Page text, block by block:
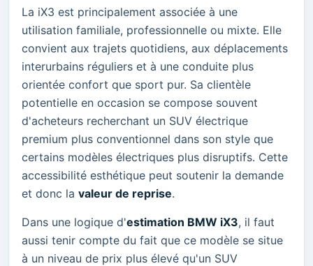
La iX3 est principalement associée à une
utilisation familiale, professionnelle ou mixte. Elle
convient aux trajets quotidiens, aux déplacements
interurbains réguliers et à une conduite plus
orientée confort que sport pur. Sa clientèle
potentielle en occasion se compose souvent
d'acheteurs recherchant un SUV électrique
premium plus conventionnel dans son style que
certains modèles électriques plus disruptifs. Cette
accessibilité esthétique peut soutenir la demande
et donc la valeur de reprise.
Dans une logique d'estimation BMW iX3, il faut
aussi tenir compte du fait que ce modèle se situe
à un niveau de prix plus élevé qu'un SUV